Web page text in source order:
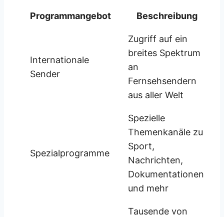
Programmangebot Beschreibung
Internationale
Sender
Zugriff auf ein
breites Spektrum
an
Fernsehsendern
aus aller Welt
Spezialprogramme
Spezielle
Themenkanäle zu
Sport,
Nachrichten,
Dokumentationen
und mehr
Tausende von